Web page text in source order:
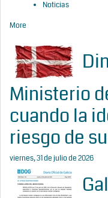
Noticias
More
Ministerio
cuando la
riesgo de
viernes, 31 de julio de 2026